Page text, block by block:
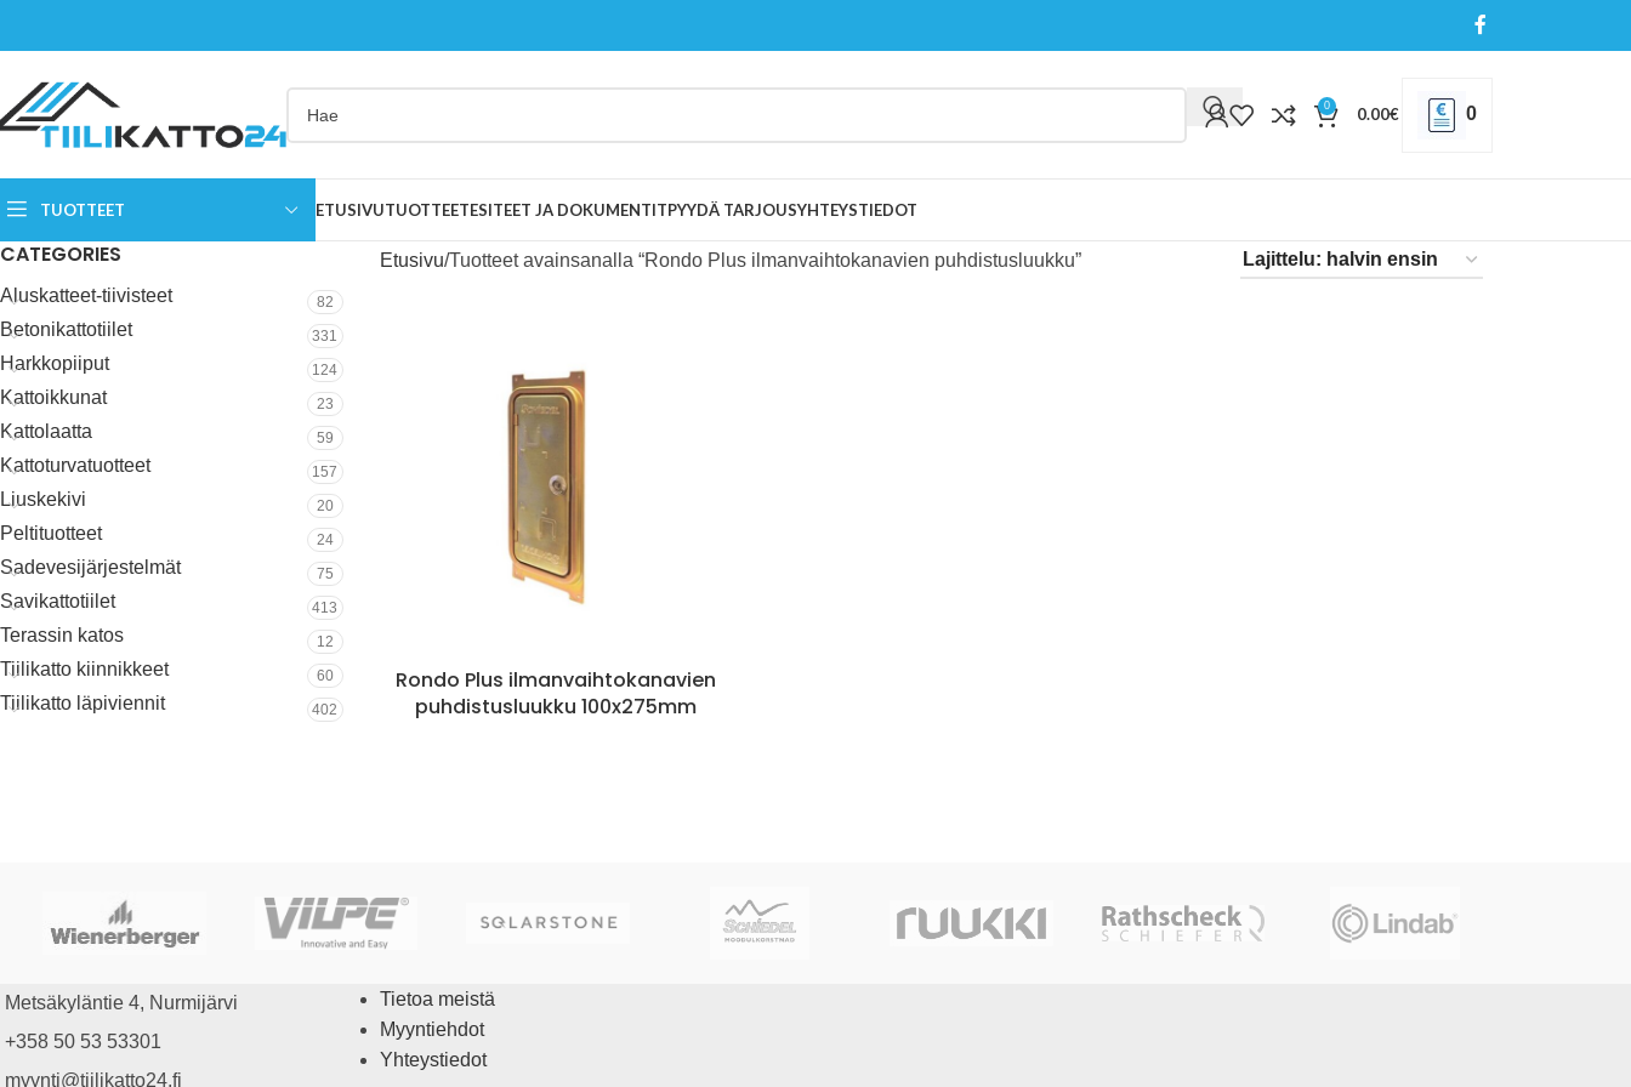
0 0.00€ 0
TUOTTEET ETUSIVUTUOTTEETESITEET JA DOKUMENTITPYYDÄ TARJOUSYHTEYSTIEDOT
CATEGORIES
Aluskatteet-tiivisteet 82
Betonikattotiilet 331
Harkkopiiput 124
Kattoikkunat 23
Kattolaatta 59
Kattoturvatuotteet 157
Liuskekivi 20
Peltituotteet 24
Sadevesijärjestelmät 75
Savikattotiilet 413
Terassin katos 12
Tiilikatto kiinnikkeet 60
Tiilikatto läpiviennit 402
Etusivu Tuotteet avainsanalla “Rondo Plus ilmanvaihtokanavien puhdistusluukku”
Rondo Plus ilmanvaihtokanavien
puhdistusluukku 100x275mm
Metsäkyläntie 4, Nurmijärvi
+358 50 53 53301
myynti@tiilikatto24.fi
Tietoa meistä
Myyntiehdot
Yhteystiedot